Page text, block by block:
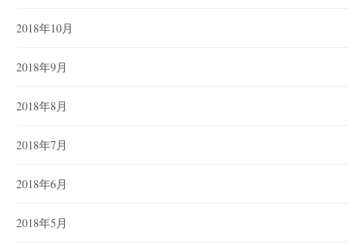
2018年10月
2018年9月
2018年8月
2018年7月
2018年6月
2018年5月